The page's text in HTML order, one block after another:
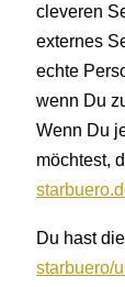
cleveren
externes
echte
wenn Du
Wenn Du
möchtest,
Du hast
starbuero/